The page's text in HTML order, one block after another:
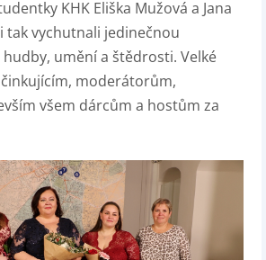
KHK Eliška Mužová a Jana
tak vychutnali jedinečnou
umění a štědrosti. Velké
moderátorům,
všem dárcům a hostům za